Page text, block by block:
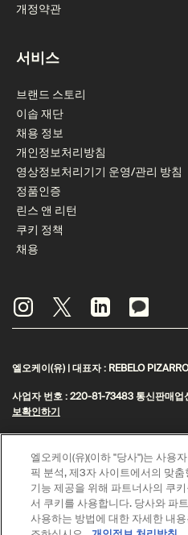
개정약관
서비스
브랜드 스토리
이솝 재단
채용 정보
개인정보처리방침
영상정보처리기기 운영/관리 방침
정품인증
린스 앤 리턴
쿠키 정책
채용
엘오케이(유) | 대표자 : REBELO
사업자 번호 : 220-81-73483 통신판매업
보확인하기
© Aesop
제이피모간 체이스은행 구매안전 서비스
고객님은 안전거래를 위해 현금 결제한
이피모간 체이스은행 구매안전서비스(지
엘오케이(유)(이하 "당사")는 사용
픽 분석, 제3자 사이트에서의 맞
기능 제공을 위해 파트너사의 쿠
서 쿠키를 사용합니다. 당사와 파
사용하는 방법에 대한 자세한 내